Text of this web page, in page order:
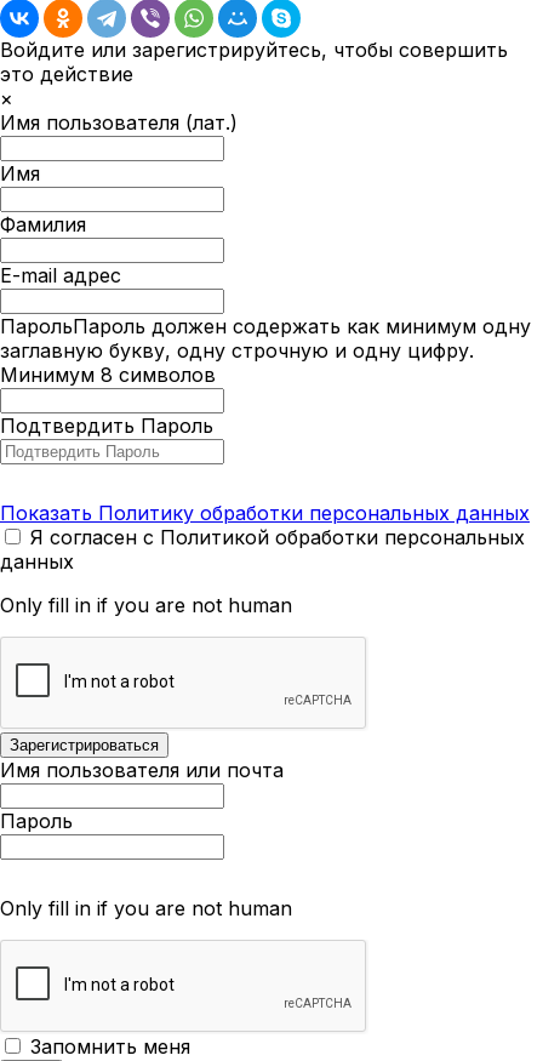
Войдите или зарегистрируйтесь, чтобы совершить
это действие
×
Имя пользователя (лат.)
Имя
Фамилия
E-mail адрес
ПарольПароль должен содержать как минимум одну
заглавную букву, одну строчную и одну цифру.
Минимум 8 символов
Подтвердить Пароль
Показать Политику обработки персональных данных
Я согласен с Политикой обработки персональных
данных
Only fill in if you are not human
Имя пользователя или почта
Пароль
Only fill in if you are not human
Запомнить меня